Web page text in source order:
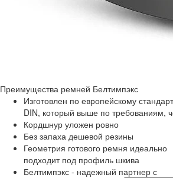
Преимущества ремней Белтимпэкс
Изготовлен по европейскому
DIN, который выше по требованиям,
Кордшнур уложен ровно
Без запаха дешевой резины
Геометрия готового ремня идеально
подходит под профиль шкива
Белтимпэкс - надежный партнер с